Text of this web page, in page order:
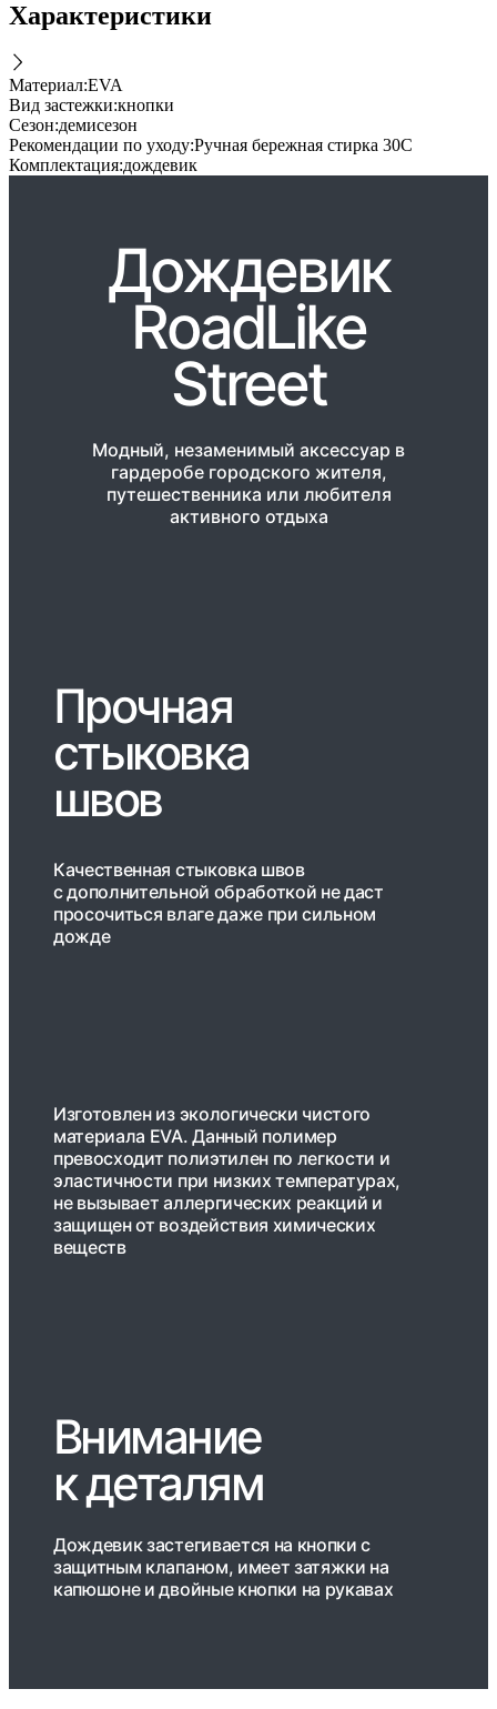
Характеристики
Материал:EVA
Вид застежки:кнопки
Сезон:демисезон
Рекомендации по уходу:Ручная бережная стирка 30C
Комплектация:дождевик
Дождевик
RoadLike
Street
Модный, незаменимый аксессуар в
гардеробе городского жителя,
путешественника или любителя
активного отдыха
Прочная
стыковка
швов
Качественная стыковка швов
c дополнительной обработкой не даст
просочиться влаге даже при сильном
дожде
Изготовлен из экологически чистого
материала EVA. Данный полимер
превосходит полиэтилен по легкости и
эластичности при низких температурах,
не вызывает аллергических реакций и
защищен от воздействия химических
веществ
Внимание
к деталям
Дождевик застегивается на кнопки с
защитным клапаном, имеет затяжки на
капюшоне и двойные кнопки на рукавах